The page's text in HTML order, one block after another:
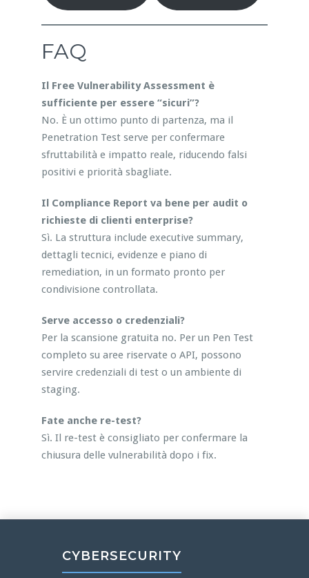
FAQ
Il Free Vulnerability Assessment è
sufficiente per essere “sicuri”?
No. È un ottimo punto di partenza, ma il
Penetration Test serve per confermare
sfruttabilità e impatto reale, riducendo falsi
positivi e priorità sbagliate.
Il Compliance Report va bene per audit o
richieste di clienti enterprise?
Sì. La struttura include executive summary,
dettagli tecnici, evidenze e piano di
remediation, in un formato pronto per
condivisione controllata.
Serve accesso o credenziali?
Per la scansione gratuita no. Per un Pen Test
completo su aree riservate o API, possono
servire credenziali di test o un ambiente di
staging.
Fate anche re-test?
Sì. Il re-test è consigliato per confermare la
chiusura delle vulnerabilità dopo i fix.
CYBERSECURITY